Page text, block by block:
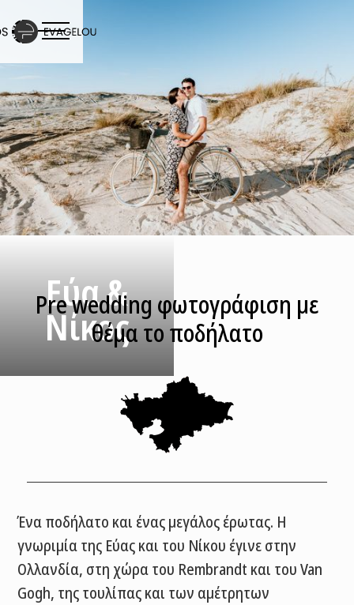
Εύα &
Νίκος
Pre wedding φωτογράφιση με
θέμα το ποδήλατο
Ένα ποδήλατο και ένας μεγάλος έρωτας. Η
γνωριμία της Εύας και του Νίκου έγινε στην
Ολλανδία, στη χώρα του Rembrandt και του Van
Gogh, της τουλίπας και των αμέτρητων